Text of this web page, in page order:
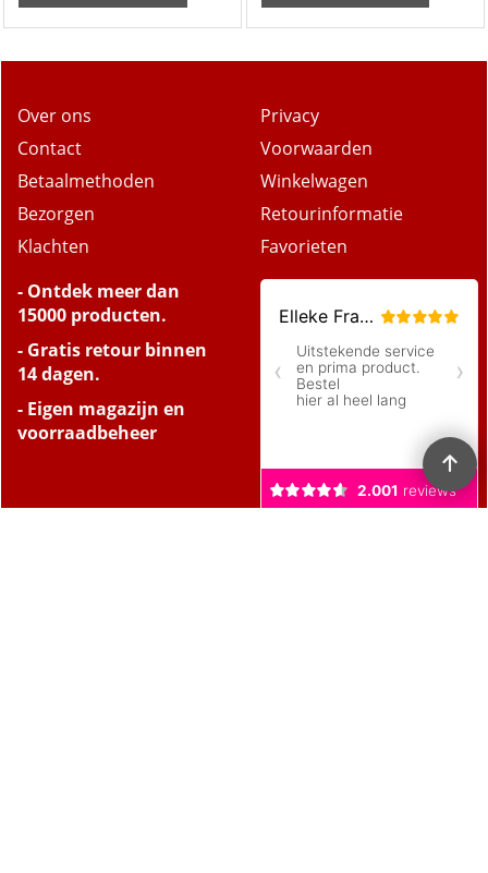
Over ons
Contact
Betaalmethoden
Bezorgen
Klachten
Privacy
Voorwaarden
Winkelwagen
Retourinformatie
Favorieten
- Ontdek meer dan
15000 producten.
- Gratis retour binnen
14 dagen.
- Eigen magazijn en
voorraadbeheer